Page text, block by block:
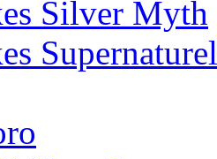
Silver Myth